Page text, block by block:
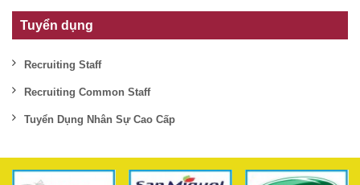
Tuyển dụng
Recruiting Staff
Recruiting Common Staff
Tuyển Dụng Nhân Sự Cao Cấp